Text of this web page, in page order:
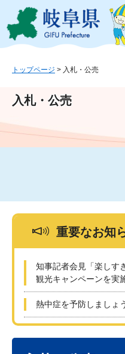
ジ
ュ
文
この
トップページ > 入札・公売
入札・公売
重要なお知
知事記者会見「楽しす
観光キャンペーンを実
熱中症を予防しましょ